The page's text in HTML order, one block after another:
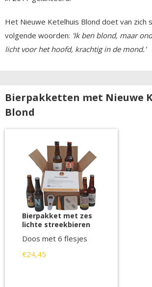
Het Nieuwe Ketelhuis Blond doet van zich
volgende woorden: 'Ik ben blond, maar
licht voor het hoofd, krachtig in de mond.'
Bierpakketten met Nieuwe
Blond
Bierpakket met zes
lichte streekbieren
Doos met 6 flesjes
€24,45